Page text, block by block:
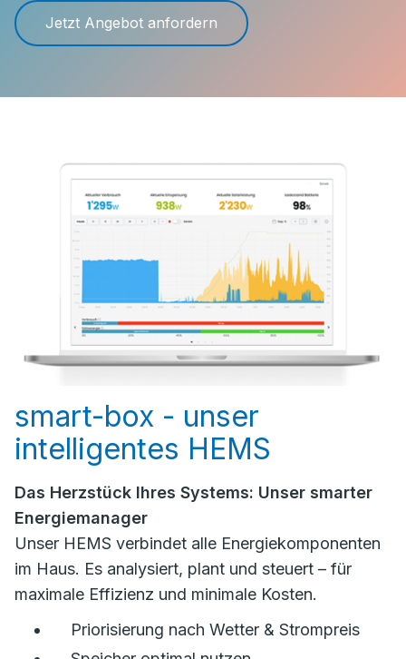
Jetzt Angebot anfordern
smart-box - unser
intelligentes HEMS
Das Herzstück Ihres Systems: Unser smarter
Energiemanager
Unser HEMS verbindet alle Energiekomponenten
im Haus. Es analysiert, plant und steuert – für
maximale Effizienz und minimale Kosten.
Priorisierung nach Wetter & Strompreis